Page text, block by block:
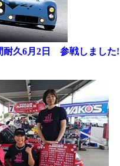
耐久6月2日 参戦しました!